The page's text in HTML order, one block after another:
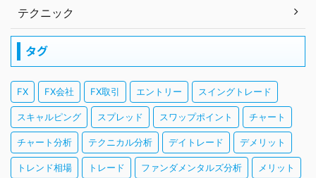
テクニック
タグ
FX FX会社 FX取引 エントリー スイングトレード
スキャルピング スプレッド スワップポイント チャート
チャート分析 テクニカル分析 デイトレード デメリット
トレンド相場 トレード ファンダメンタルズ分析 メリット